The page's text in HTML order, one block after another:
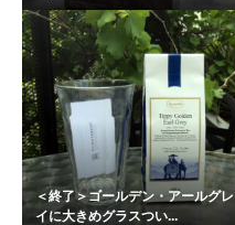
＜終了＞ゴールデン・アールグレ
イに大きめグラスつい...